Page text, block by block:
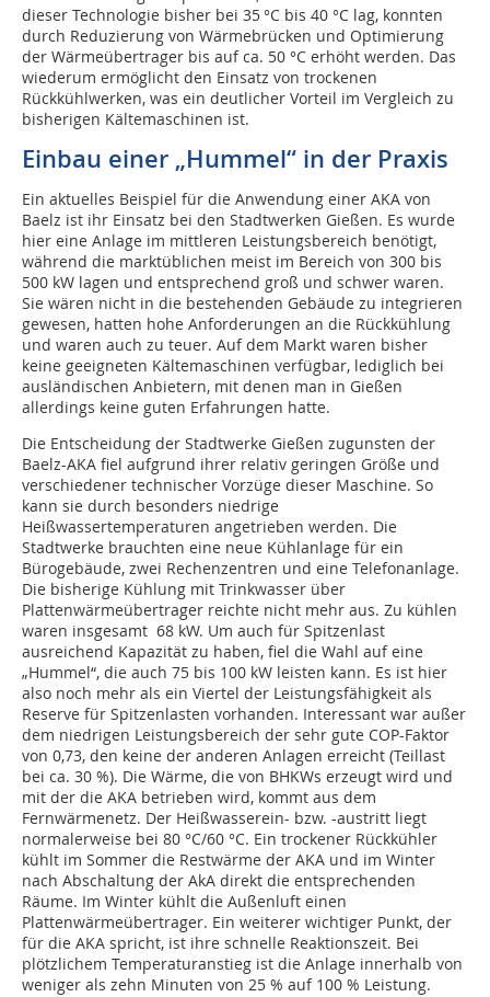
dieser Technologie bisher bei 35 °C bis 40 °C lag, konnten
durch Reduzierung von Wärmebrücken und Optimierung
der Wärmeübertrager bis auf ca. 50 °C erhöht werden. Das
wiederum ermöglicht den Einsatz von trockenen
Rückkühlwerken, was ein deutlicher Vorteil im Vergleich zu
bisherigen Kältemaschinen ist.
Einbau einer „Hummel“ in der Praxis
Ein aktuelles Beispiel für die Anwendung einer AKA von
Baelz ist ihr Einsatz bei den Stadtwerken Gießen. Es wurde
hier eine Anlage im mittleren Leistungsbereich benötigt,
während die marktüblichen meist im Bereich von 300 bis
500 kW lagen und entsprechend groß und schwer waren.
Sie wären nicht in die bestehenden Gebäude zu integrieren
gewesen, hatten hohe Anforderungen an die Rückkühlung
und waren auch zu teuer. Auf dem Markt waren bisher
keine geeigneten Kältemaschinen verfügbar, lediglich bei
ausländischen Anbietern, mit denen man in Gießen
allerdings keine guten Erfahrungen hatte.
Die Entscheidung der Stadtwerke Gießen zugunsten der
Baelz-AKA fiel aufgrund ihrer relativ geringen Größe und
verschiedener technischer Vorzüge dieser Maschine. So
kann sie durch besonders niedrige
Heißwassertemperaturen angetrieben werden. Die
Stadtwerke brauchten eine neue Kühlanlage für ein
Bürogebäude, zwei Rechenzentren und eine Telefonanlage.
Die bisherige Kühlung mit Trinkwasser über
Plattenwärmeübertrager reichte nicht mehr aus. Zu kühlen
waren insgesamt 68 kW. Um auch für Spitzenlast
ausreichend Kapazität zu haben, fiel die Wahl auf eine
„Hummel“, die auch 75 bis 100 kW leisten kann. Es ist hier
also noch mehr als ein Viertel der Leistungsfähigkeit als
Reserve für Spitzenlasten vorhanden. Interessant war außer
dem niedrigen Leistungsbereich der sehr gute COP-Faktor
von 0,73, den keine der anderen Anlagen erreicht (Teillast
bei ca. 30 %). Die Wärme, die von BHKWs erzeugt wird und
mit der die AKA betrieben wird, kommt aus dem
Fernwärmenetz. Der Heißwasser­ein- bzw. -austritt liegt
normalerweise bei 80 °C/60 °C. Ein trockener Rückkühler
kühlt im Sommer die Restwärme der AKA und im Winter
nach Abschaltung der AkA direkt die entsprechenden
Räume. Im Winter kühlt die Außenluft einen
Plattenwärmeübertrager. Ein weiterer wichtiger Punkt, der
für die AKA spricht, ist ihre schnelle Reaktionszeit. Bei
plötzlichem Temperaturanstieg ist die Anlage innerhalb von
weniger als zehn Minuten von 25 % auf 100 % Leistung.